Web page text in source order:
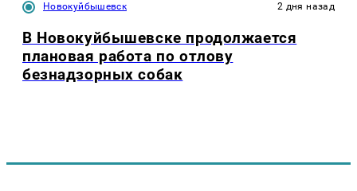
Новокуйбышевск 2 дня назад
В Новокуйбышевске продолжается
плановая работа по отлову
безнадзорных собак